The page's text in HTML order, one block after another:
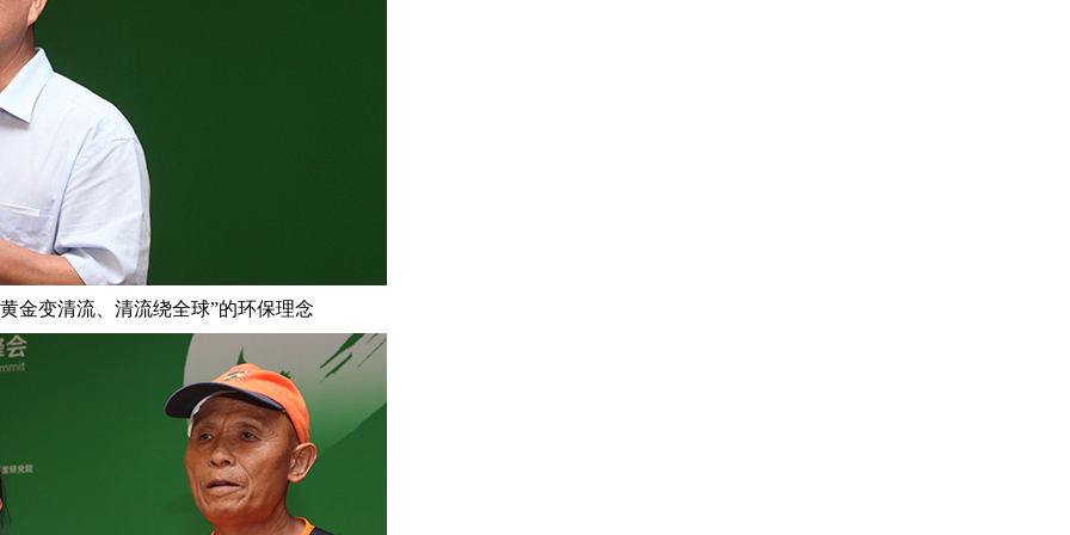
金变清流、清流绕全球”的环保理念